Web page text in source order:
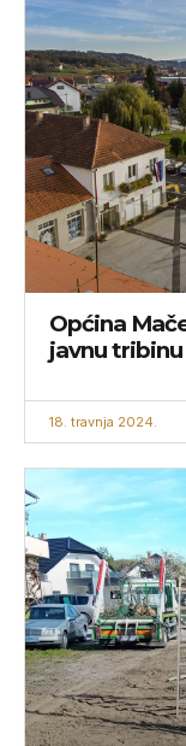
Općina
javnu
18. travnja 2024.